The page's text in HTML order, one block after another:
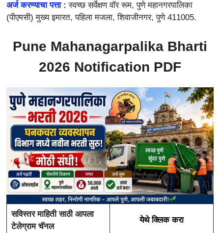
अर्ज करण्याचा पत्ता :स्वच्छ सर्वेक्षण वॉर रूम, पुणे महानगरपालिका
(पीएमसी) मुख्य इमारत, पहिला मजला, शिवाजीनगर, पुणे 411005.
Pune Mahanagarpalika Bharti
2026 Notification PDF
सविस्तर माहिती साठी आपला
टेलेग्राम चॅनल
येथे क्लिक करा